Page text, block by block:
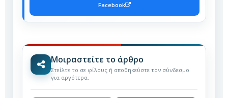
Facebook
Μοιραστείτε το άρθρο
Στείλτε το σε φίλους ή αποθηκεύστε τον σύνδεσμο
για αργότερα.